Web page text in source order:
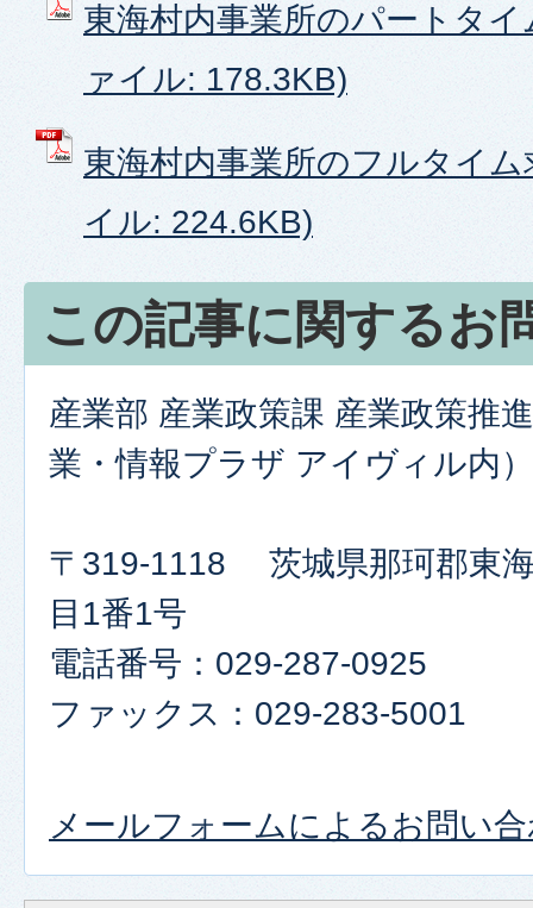
東海村内事業所のパートタ
ァイル: 178.3KB)
東海村内事業所のフルタイ
イル: 224.6KB)
この記事に関するお
産業部 産業政策課 産業政策推
業・情報プラザ アイヴィル内）
〒319-1118 茨城県那珂郡東
目1番1号
電話番号：029-287-0925
ファックス：029-283-5001​​​​​​​
メールフォームによるお問い